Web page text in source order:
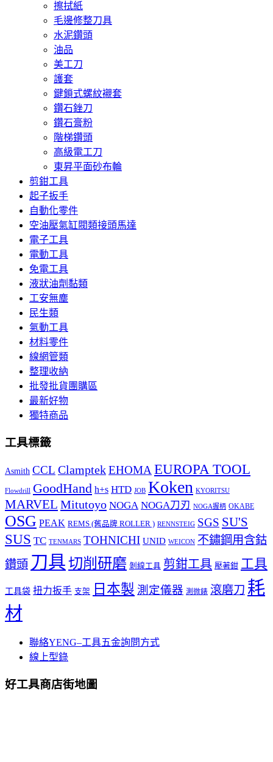
擦拭紙
毛邊修整刀具
水泥鑽頭
油品
美工刀
護套
鍵鎖式螺紋襯套
鑽石銼刀
鑽石膏粉
階梯鑽頭
高級電工刀
東昇平面砂布輪
剪鉗工具
起子扳手
自動化零件
空油壓氣缸閥類接頭馬達
電子工具
電動工具
免電工具
液狀油劑黏類
工安無塵
民生類
氣動工具
材料零件
線網管類
整理收納
批發批貨團購區
最新好物
獨特商品
工具標籤
Asmith CCL ClamptekEHOMA EUROPA TOOL
Flowdrill GoodHand h+s HTD JOB Koken KYORITSU
MARVEL Mitutoyo NOGA NOGA刀刃 NOGA握柄 OKABE
OSG PEAK REMS (舊品牌 ROLLER ) RENNSTEIG SGS SU'S
SUS TC TENMARS TOHNICHI UNID WEICON 不鏽鋼用含鈷
鑽頭 刀具切削研磨 剝線工具 剪鉗工具 壓著鉗 工具
工具袋 扭力扳手 支架 日本製 測定儀器 測微錶 滾磨刀 耗
材
聯絡YENG–工具五金詢問方式
線上型錄
好工具商店街地圖